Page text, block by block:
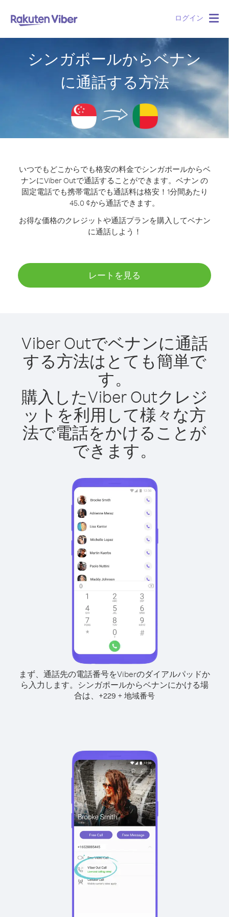
ログイン
シンガポールからベナン
に通話する方法
いつでもどこからでも格安の料金でシンガポールからベ
ナンにViber Outで通話することができます。 ベナン の
固定電話でも携帯電話でも通話料は格安！1分間あたり
45.0 ¢から通話できます。
お得な価格のクレジットや通話プランを購入してベナン
に通話しよう！
レートを見る
Viber Outでベナンに通話
する方法はとても簡単で
す。
購入したViber Outクレジ
ットを利用して様々な方
法で電話をかけることが
できます。
まず、通話先の電話番号をViberのダイアルパッドか
ら入力します。 シンガポールからベナンにかける場
合は、 +229 + 地域番号